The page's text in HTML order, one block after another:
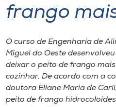
Internacionalização
I.nova
frango
O curso de Engenharia de
Miguel do Oeste
deixar o peito de frango
cozinhar. De acordo com a
doutora Eliane Maria de
peito de frango